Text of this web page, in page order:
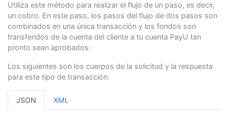
"additionalInfo":
{
"paymentNetwork": "NPS_AR",
"rejectionType": "NONE",
"responseNetworkMessage": null,
"travelAgencyAuthorizationCode"
"transactionType" :
"CAPTURE"
}
}
Utiliza este método para realizar el flujo de un paso, es decir,
un cobro. En este paso, los pasos del flujo de dos pasos son
combinados en una única transacción y los fondos son
transferidos de la cuenta del cliente a tu cuenta PayU tan
pronto sean aprobados:
Los siguientes son los cuerpos de la solicitud y la respuesta
para este tipo de transacción.
JSON XML